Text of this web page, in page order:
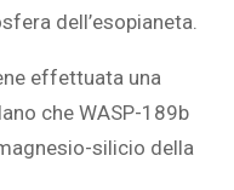
dell’esopianeta.
effettuata una
che WASP-189b
silicio della